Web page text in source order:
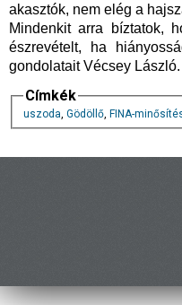
akasztók, nem elég a
Mindenkit arra bíztatok,
észrevételt, ha
gondolatait Vécsey László.
Címkék
uszoda, Gödöllő, FINA-